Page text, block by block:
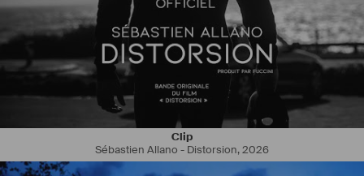
Clip
Sébastien Allano - Distorsion,2026